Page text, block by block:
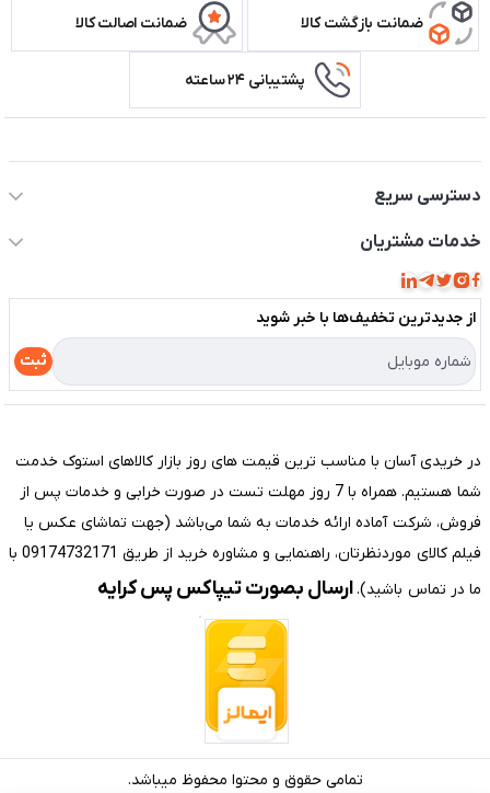
ضمانت بازگشت کالا ضمانت اصالت کالا
پشتیبانی ۲۴ ساعته
دسترسی سریع
حساب کاربری
مجله فروشگاه
لیست محصولات
درباره ما
تماس با ما
خدمات مشتریان
قوانین و مقررات
حریم خصوصی
راهنما
از جدید‌ترین تخفیف‌ها با‌ خبر شوید
ثبت
در خریدی آسان با مناسب ترین قیمت های روز بازار کالاهای استوک خدمت
شما هستیم. همراه با 7 روز مهلت تست در صورت خرابی و خدمات پس از
فروش، شرکت آماده ارائه خدمات به شما می‌باشد (جهت تماشای عکس یا
فیلم کالای موردنظرتان، راهنمایی و مشاوره خرید از طریق 09174732171 با
ما در تماس باشید).ارسال بصورت تیپاکس پس کرایه
تمامی حقوق و محتوا محفوظ میباشد.